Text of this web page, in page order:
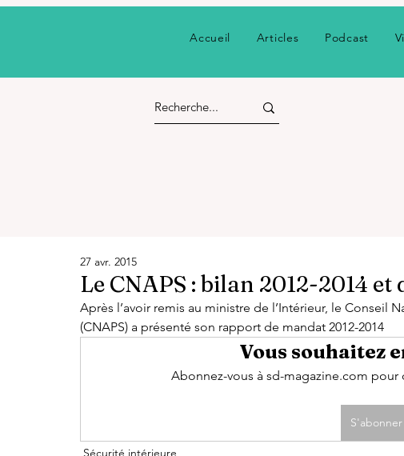
Accueil Articles Podcast
Le CNAPS : bilan 2012-2014 et
27 avr. 2015
Après l’avoir remis au ministre de l’Intérieur, le Conseil
(CNAPS) a présenté son rapport de mandat 2012-2014
Vous souhaitez
Abonnez-vous à sd-magazine.com
S'abonner
Sécurité intérieure